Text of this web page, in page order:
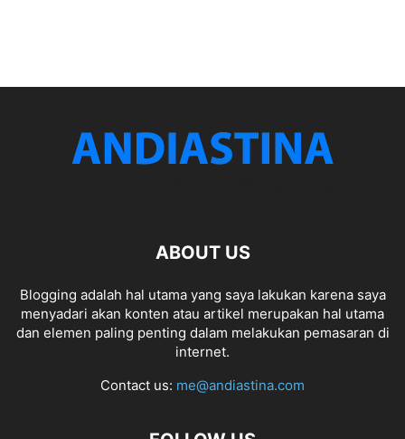
ABOUT US
Blogging adalah hal utama yang saya lakukan karena saya
menyadari akan konten atau artikel merupakan hal utama
dan elemen paling penting dalam melakukan pemasaran di
internet.
Contact us: me@andiastina.com